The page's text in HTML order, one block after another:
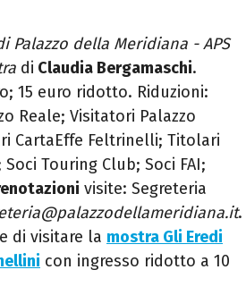
Palazzo della Meridiana - APS
di Claudia Bergamaschi.
15 euro ridotto. Riduzioni:
Reale; Visitatori Palazzo
CartaEffe Feltrinelli; Titolari
Touring Club; Soci FAI;
visite: Segreteria
.
di visitare la mostra Gli Eredi
con ingresso ridotto a 10